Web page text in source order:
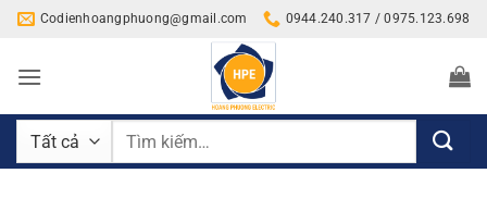
Bỏ
nội
Codienhoangphuong@gmail.com 0944.240.317 / 0975.123.698
Tìm